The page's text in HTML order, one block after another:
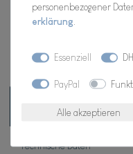
Wunschliste
* inkl. ges. MwSt. zzgl. Versandkosten
Beschreibung
Technische Daten
personenbezogener
erklärung
Essenziell
PayPal
Alle akzeptieren